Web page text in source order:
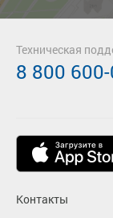
Контакты
Техническая
8 800